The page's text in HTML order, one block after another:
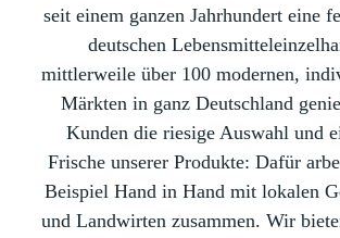
seit einem ganzen Jahrhundert eine
deutschen
mittlerweile über 100 modernen,
Märkten in ganz Deutschland
Kunden die riesige Auswahl und
Frische unserer Produkte: Dafür
Beispiel Hand in Hand mit lokalen
und Landwirten zusammen. Wir